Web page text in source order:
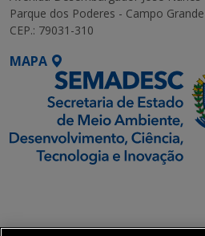
Parque dos Poderes - Campo
CEP.: 79031-310
MAPA
Transformação Digital